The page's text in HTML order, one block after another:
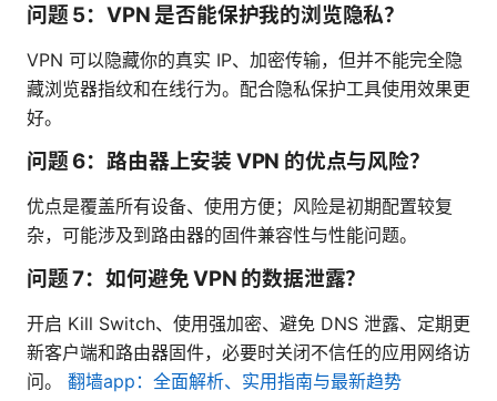
问题 5：VPN 是否能保护我的浏览隐私？
VPN 可以隐藏你的真实 IP、加密传输，但并不能完全隐
藏浏览器指纹和在线行为。配合隐私保护工具使用效果更
好。
问题 6：路由器上安装 VPN 的优点与风险？
优点是覆盖所有设备、使用方便；风险是初期配置较复
杂，可能涉及到路由器的固件兼容性与性能问题。
问题 7：如何避免 VPN 的数据泄露？
开启 Kill Switch、使用强加密、避免 DNS 泄露、定期更
新客户端和路由器固件，必要时关闭不信任的应用网络访
问。 翻墙app：全面解析、实用指南与最新趋势